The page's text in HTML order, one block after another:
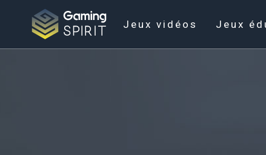
Jeux vidéos Jeux